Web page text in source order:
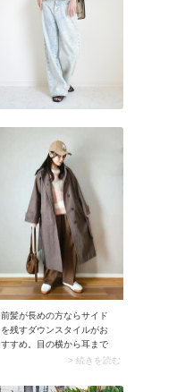
が「サテンブラウス」。ツ
ヤ生地のブラウスがスウェ
ットパンツを引き立て、着
るだけでおしゃれな大人カ
ジュアルに決まります。
前髪が長めの方ならサイド
を残すダウンスタイルがお
すすめ。目の横から耳まで
の余白をサイドの髪が自然
わりがキュッとコンパクト
> 続きを読む